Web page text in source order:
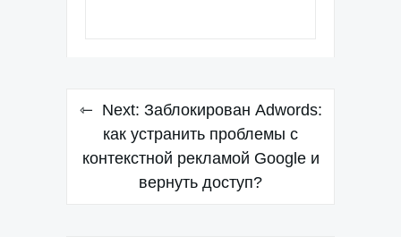
Навигация
записям
Next: Заблокирован Adwords:
как устранить проблемы с
контекстной рекламой Google и
вернуть доступ?